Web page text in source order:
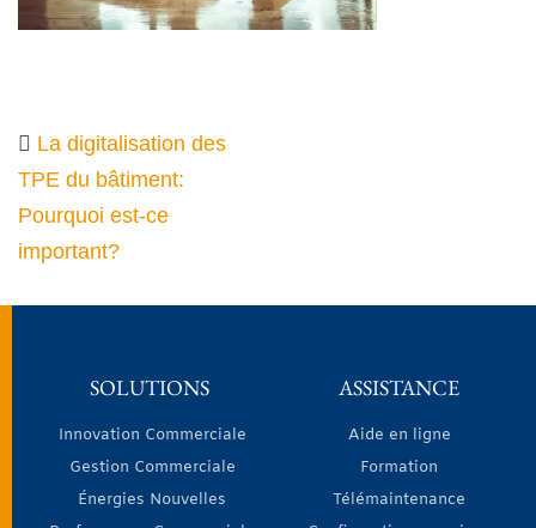
La digitalisation des
TPE du bâtiment:
Pourquoi est-ce
important?
SOLUTIONS
Innovation Commerciale
Gestion Commerciale
Énergies Nouvelles
ASSISTANCE
Aide en ligne
Formation
Télémaintenance